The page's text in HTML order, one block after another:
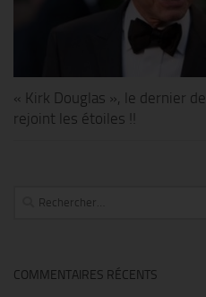
« Kirk Douglas », le dernier
rejoint les étoiles !!
Rechercher :
COMMENTAIRES RÉCENTS